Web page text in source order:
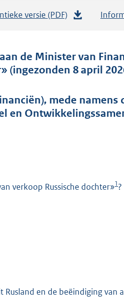
versie (PDF)
t
a
d
t
de Minister van
(ingezonden 8 april
mede namens
en
verkoop Russische dochter»1?
en de beëindiging van